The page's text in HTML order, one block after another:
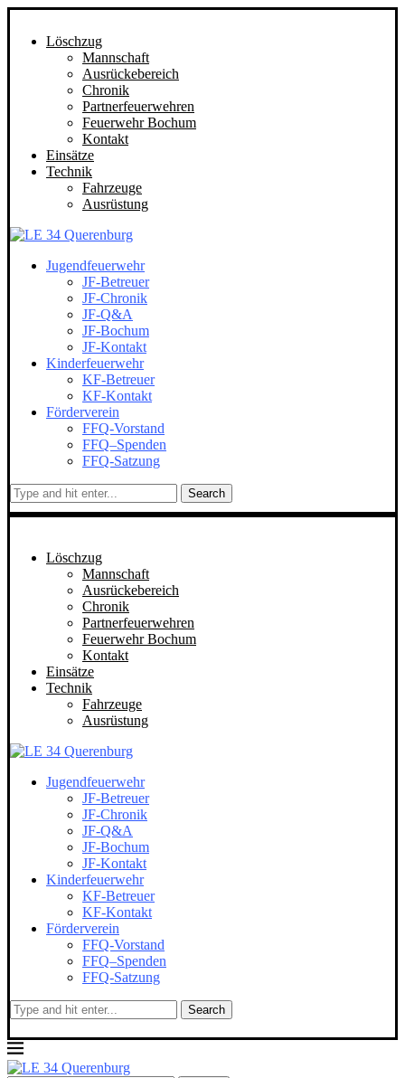
Löschzug
Mannschaft
Ausrückebereich
Chronik
Partnerfeuerwehren
Feuerwehr Bochum
Kontakt
Einsätze
Technik
Fahrzeuge
Ausrüstung
Jugendfeuerwehr
JF-Betreuer
JF-Chronik
JF-Q&A
JF-Bochum
JF-Kontakt
Kinderfeuerwehr
KF-Betreuer
KF-Kontakt
Förderverein
FFQ-Vorstand
FFQ–Spenden
FFQ-Satzung
Search
Löschzug
Mannschaft
Ausrückebereich
Chronik
Partnerfeuerwehren
Feuerwehr Bochum
Kontakt
Einsätze
Technik
Fahrzeuge
Ausrüstung
Jugendfeuerwehr
JF-Betreuer
JF-Chronik
JF-Q&A
JF-Bochum
JF-Kontakt
Kinderfeuerwehr
KF-Betreuer
KF-Kontakt
Förderverein
FFQ-Vorstand
FFQ–Spenden
FFQ-Satzung
Search